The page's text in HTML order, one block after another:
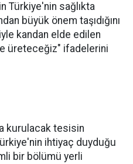
Türkiye'nin sağlıkta
büyük önem taşıdığını
kandan elde edilen
üreteceğiz" ifadelerini
kurulacak tesisin
ihtiyaç duyduğu
bir bölümü yerli